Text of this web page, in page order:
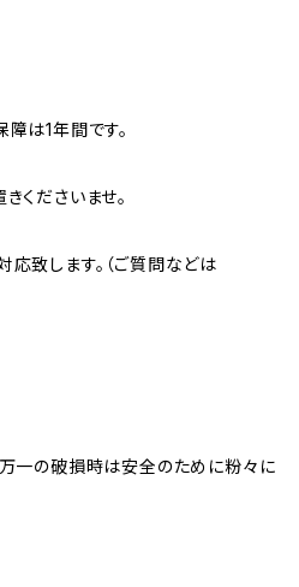
は1年間です。
くださいませ。
致します。（ご質問などは
万一の破損時は安全のために粉々に